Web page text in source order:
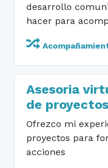
desarrollo
hacer para
Asesoria
de proyectos
Ofrezco mi
proyectos para
acciones